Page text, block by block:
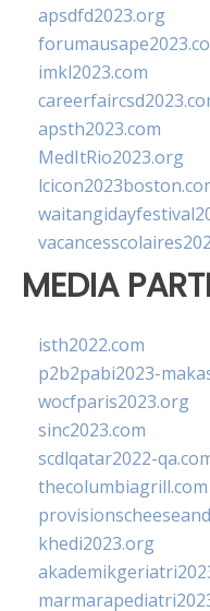
apsdfd2023.org
imkl2023.com
apsth2023.com
MedItRio2023.org
MEDIA
isth2022.com
p2b2pabi2023-
wocfparis2023.org
sinc2023.com
scdlqatar2022-
thecolumbiagrill.com
khedi2023.org